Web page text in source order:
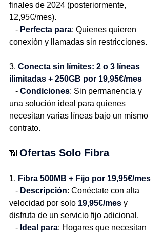
finales de 2024 (posteriormente,
12,95€/mes).
   -
Perfecta para: Quienes quieren
conexión y llamadas sin restricciones.
3. Conecta sin límites: 2 o 3 líneas
ilimitadas + 250GB por 19,95€/mes
   -
Condiciones: Sin permanencia y
una solución ideal para quienes
necesitan varias líneas bajo un mismo
contrato.
📶 Ofertas Solo Fibra
1. Fibra 500MB + Fijo por 19,95€/mes
   -
Descripción: Conéctate con alta
velocidad por solo 19,95€/mes y
disfruta de un servicio fijo adicional.
   -
Ideal para: Hogares que necesitan